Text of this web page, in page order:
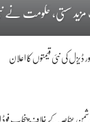
سستی، حکومت نے
ڈیزل کی نئی قیمتوں کا اعلان
عناصر کے خلاف پنجاب فوڈ